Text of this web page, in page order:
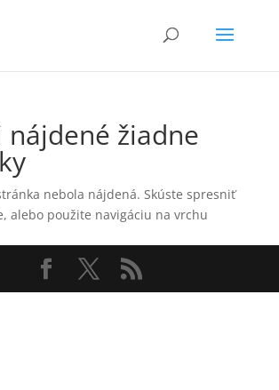
nájdené žiadne
nebola nájdená. Skúste spresniť
alebo použite navigáciu na vrchu